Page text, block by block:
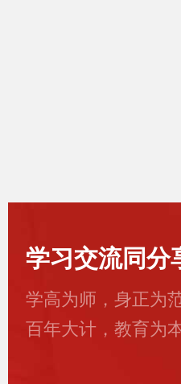
学习交流同分
学高为师，身正为
百年大计，教育为本